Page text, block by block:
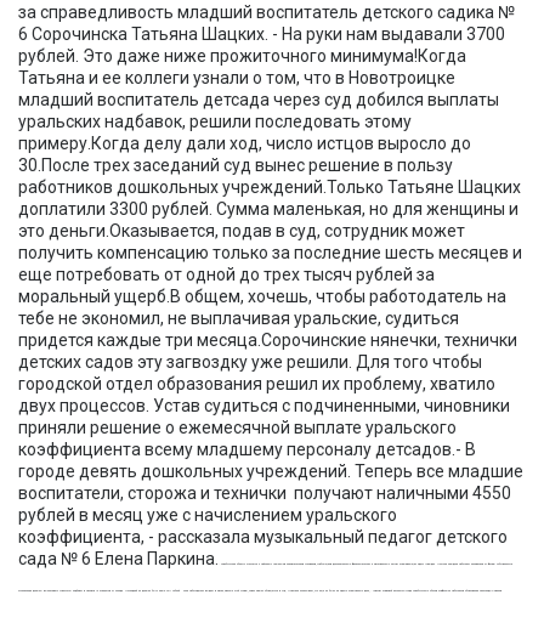
за справедливость младший воспитатель детского садика №
6 Сорочинска Татьяна Шацких. - На руки нам выдавали 3700
рублей. Это даже ниже прожиточного минимума!Когда
Татьяна и ее коллеги узнали о том, что в Новотроицке
младший воспитатель детсада через суд добился выплаты
уральских надбавок, решили последовать этому
примеру.Когда делу дали ход, число истцов выросло до
30.После трех заседаний суд вынес решение в пользу
работников дошкольных учреждений.Только Татьяне Шацких
доплатили 3300 рублей. Сумма маленькая, но для женщины и
это деньги.Оказывается, подав в суд, сотрудник может
получить компенсацию только за последние шесть месяцев и
еще потребовать от одной до трех тысяч рублей за
моральный ущерб.В общем, хочешь, чтобы работодатель на
тебе не экономил, не выплачивая уральские, судиться
придется каждые три месяца.Сорочинские нянечки, технички
детских садов эту загвоздку уже решили. Для того чтобы
городской отдел образования решил их проблему, хватило
двух процессов. Устав судиться с подчиненными, чиновники
приняли решение о ежемесячной выплате уральского
коэффициента всему младшему персоналу детсадов.- В
городе девять дошкольных учреждений. Теперь все младшие
воспитатели, сторожа и технички получают наличными 4550
рублей в месяц уже с начислением уральского
коэффициента, - рассказала музыкальный педагог детского
сада № 6 Елена Паркина.